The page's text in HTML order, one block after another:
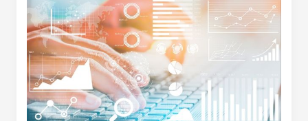
Tasarruf
Edin